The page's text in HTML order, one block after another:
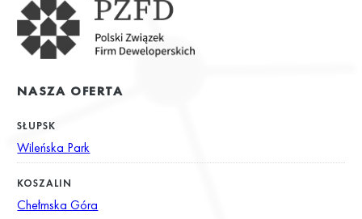
NASZA OFERTA
SŁUPSK
Wileńska Park
KOSZALIN
Chełmska Góra